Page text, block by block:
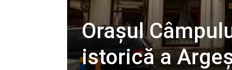
Orașul
istorică a